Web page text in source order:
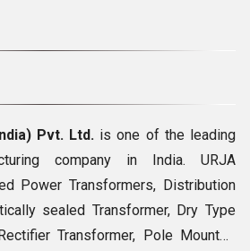
Pvt. Ltd. is one of the leading
company in India. URJA
Power Transformers, Distribution
sealed Transformer, Dry Type
Transformer, Pole Mounted